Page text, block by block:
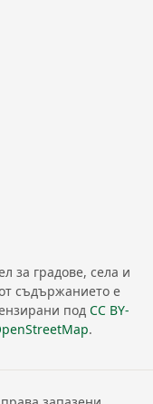
за градове, села и
съдържанието е
под CC BY-
.